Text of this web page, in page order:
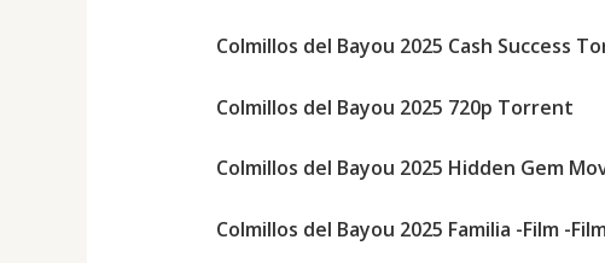
Colmillos del Bayou 2025 Cash Success
Colmillos del Bayou 2025 720p Torrent
Colmillos del Bayou 2025 Hidden Gem
Colmillos del Bayou 2025 Familia -Film -